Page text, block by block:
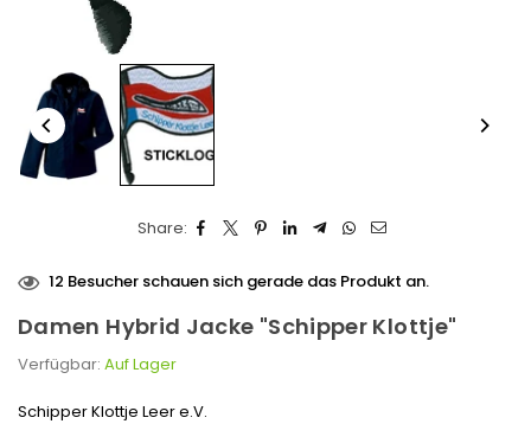
Share:
12 Besucher schauen sich gerade das Produkt an.
Damen Hybrid Jacke "Schipper Klottje"
Verfügbar: Auf Lager
Schipper Klottje Leer e.V.